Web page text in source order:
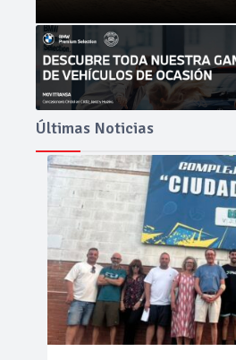
Últimas Noticias